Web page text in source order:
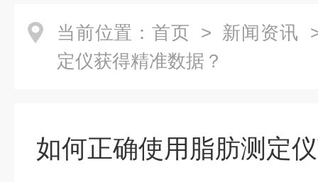
当前位置： 首页 > 新闻资讯
定仪获得精准数据？
如何正确使用脂肪测定